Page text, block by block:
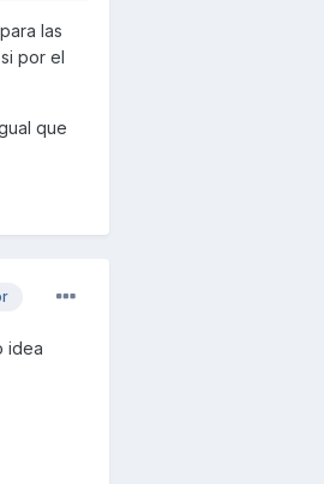
las
por el
que
idea